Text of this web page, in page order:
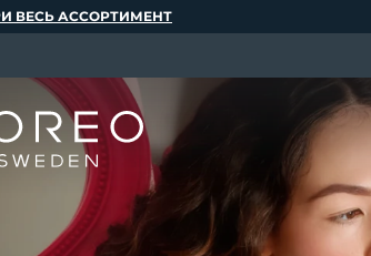
ВЕСЬ АССОРТИМЕНТ